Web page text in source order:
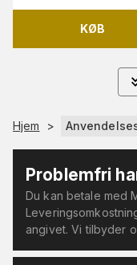
KØB
Hjem >
Problemfri
Du kan betale med
angivet. Vi tilbyder